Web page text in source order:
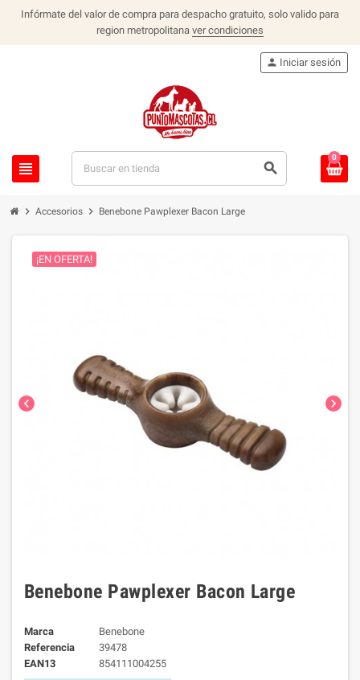
Infórmate del valor de compra para despacho gratuito, solo valido para
region metropolitana ver condiciones
view_headline search
person Iniciar sesión
0
chevron_right Accesorios chevron_right Benebone Pawplexer Bacon Large
chevron_left chevron_right
¡EN OFERTA!
Benebone Pawplexer Bacon Large
Marca
Benebone
Referencia
39478
EAN13
854111004255